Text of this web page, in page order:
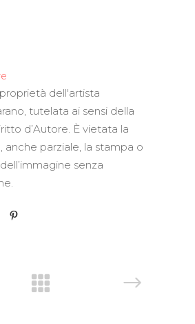
dell'artista
tutelata ai sensi della
d’Autore. È vietata la
anche parziale, la stampa o
senza